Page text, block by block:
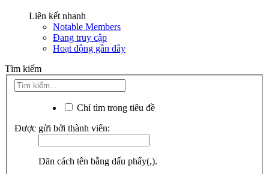
Liên kết nhanh
Notable Members
Đang truy cập
Hoạt động gần đây
Tìm kiếm
Chỉ tìm trong tiêu đề
Được gửi bởi thành viên:
Dãn cách tên bằng dấu phẩy(,).